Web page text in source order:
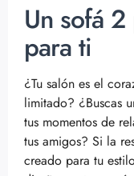
Un sofá
para ti
¿Tu salón es el
limitado? ¿Buscas
tus momentos de
tus amigos? Si la
creado para tu